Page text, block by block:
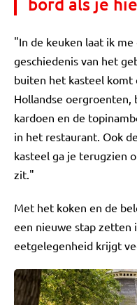
"In de keuken laat ik
geschiedenis van het
buiten het kasteel
Hollandse oergroenten,
kardoen en de
in het restaurant. Ook
kasteel ga je terugzien
zit."
Met het koken en de
een nieuwe stap zetten
eetgelegenheid krijgt